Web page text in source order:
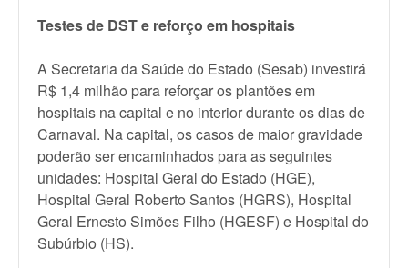
Testes de DST e reforço em hospitais
A Secretaria da Saúde do Estado (Sesab) investirá
R$ 1,4 milhão para reforçar os plantões em
hospitais na capital e no interior durante os dias de
Carnaval. Na capital, os casos de maior gravidade
poderão ser encaminhados para as seguintes
unidades: Hospital Geral do Estado (HGE),
Hospital Geral Roberto Santos (HGRS), Hospital
Geral Ernesto Simões Filho (HGESF) e Hospital do
Subúrbio (HS).